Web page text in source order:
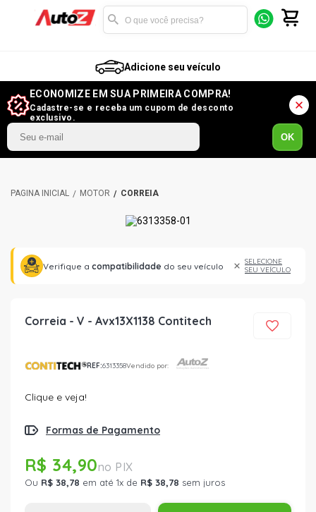
Adicione seu veículo
ECONOMIZE EM SUA PRIMEIRA COMPRA!
Cadastre-se e receba um cupom de desconto
exclusivo.
OK
MOTOR CORREIA
Verifique a compatibilidade do seu veículo
SELECIONE
SEU VEÍCULO
Correia - V - Avx13X1138 Contitech
REF:6313358Vendido por:
Clique e veja!
Formas de Pagamento
R$ 34,90
Ou R$ 38,78 em até 1x de R$ 38,78 sem juros